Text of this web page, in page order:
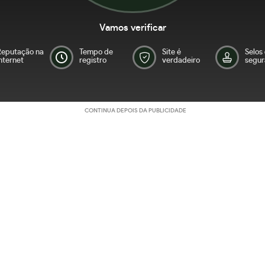
Vamos verificar
na
Tempo de
registro
Site é
verdadeiro
Selos
CONTINUA DEPOIS DA PUBLICIDADE